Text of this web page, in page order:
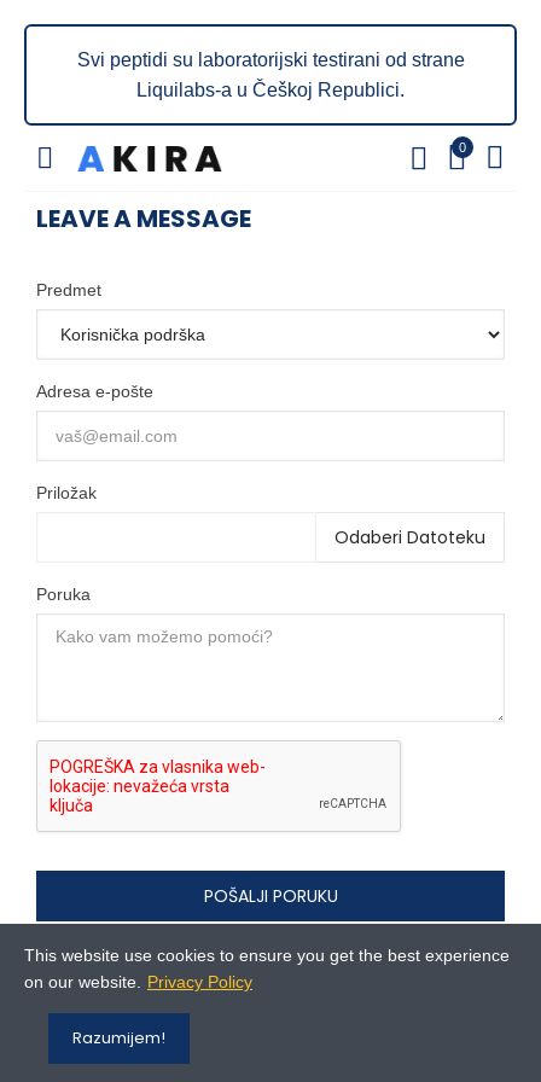
Svi peptidi su laboratorijski testirani od strane
Liquilabs-a u Češkoj Republici.
0
LEAVE A MESSAGE
Predmet
Adresa e-pošte
Priložak
Odaberi Datoteku
Poruka
POŠALJI PORUKU
This website use cookies to ensure you get the best experience
on our website.
Privacy Policy
Razumijem!